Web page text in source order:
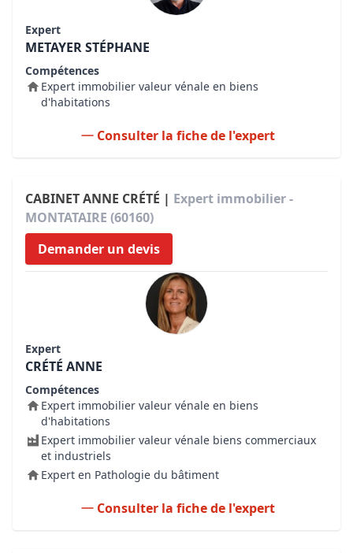
Expert
METAYER STÉPHANE
Compétences
Expert immobilier valeur vénale en biens
d'habitations
Consulter la fiche de l'expert
CABINET ANNE CRÉTÉ | Expert immobilier -
MONTATAIRE (60160)
Demander un devis
Expert
CRÉTÉ ANNE
Compétences
Expert immobilier valeur vénale en biens
d'habitations
Expert immobilier valeur vénale biens commerciaux
et industriels
Expert en Pathologie du bâtiment
Consulter la fiche de l'expert